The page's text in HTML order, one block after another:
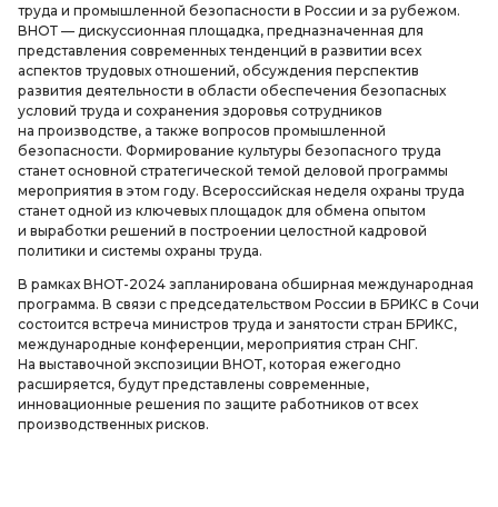
труда и промышленной безопасности в России и за рубежом.
ВНОТ — дискуссионная площадка, предназначенная для
представления современных тенденций в развитии всех
аспектов трудовых отношений, обсуждения перспектив
развития деятельности в области обеспечения безопасных
условий труда и сохранения здоровья сотрудников
на производстве, а также вопросов промышленной
безопасности. Формирование культуры безопасного труда
станет основной стратегической темой деловой программы
мероприятия в этом году. Всероссийская неделя охраны труда
станет одной из ключевых площадок для обмена опытом
и выработки решений в построении целостной кадровой
политики и системы охраны труда.
В рамках ВНОТ-2024 запланирована обширная международная
программа. В связи с председательством России в БРИКС в Сочи
состоится встреча министров труда и занятости стран БРИКС,
международные конференции, мероприятия стран СНГ.
На выставочной экспозиции ВНОТ, которая ежегодно
расширяется, будут представлены современные,
инновационные решения по защите работников от всех
производственных рисков.